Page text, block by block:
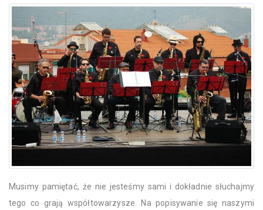
Musimy pamiętać, że nie jesteśmy sami i dokładnie słuchajmy
tego co grają współtowarzysze. Na popisywanie się naszymi